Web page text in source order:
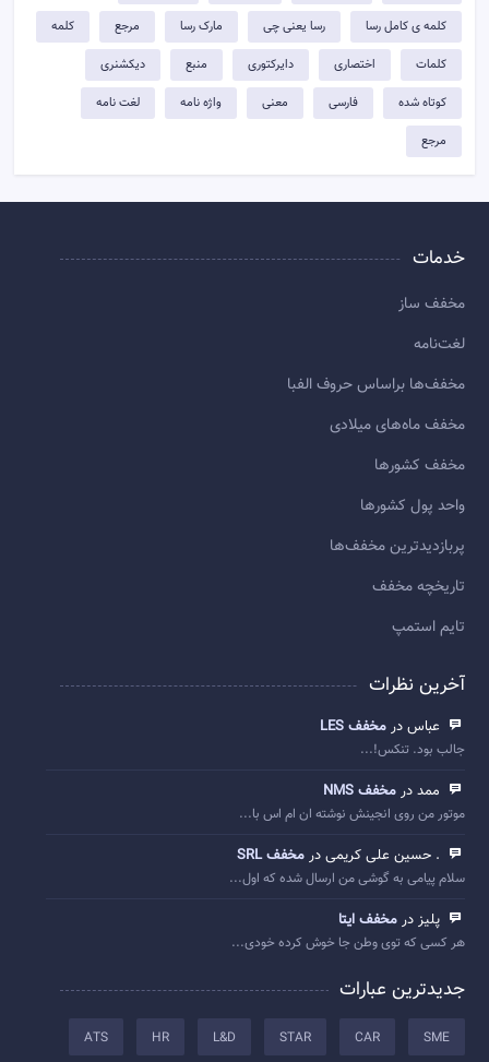
کلمه ی کامل رسا رسا یعنی چی مارک رسا مرجع کلمه
کلمات اختصاری دایرکتوری منبع دیکشنری
کوتاه شده فارسی معنی واژه نامه لغت نامه
مرجع
خدمات
مخفف ساز
لغت‌نامه
مخفف‌ها براساس حروف الفبا
مخفف ماه‌های میلادی
مخفف کشورها
واحد پول کشورها
پربازديدترين مخفف‌ها
تاريخچه مخفف
تایم استمپ
آخرین نظرات
عباس در مخفف LES
جالب بود. تنکس!...
ممد در مخفف NMS
موتور من روی انجینش نوشته ان ام اس با...
. حسین علی کریمی در مخفف SRL
سلام پیامی به گوشی من ارسال شده که اول...
پلیز در مخفف ایتا
هر کسی که توی وطن جا خوش کرده خودی...
جدیدترین عبارات
SME
CAR
STAR
L&D
HR
ATS